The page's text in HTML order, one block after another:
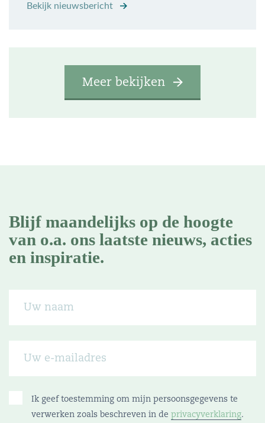
Bekijk nieuwsbericht
Meer bekijken
Blijf maandelijks op de hoogte
van o.a. ons laatste nieuws, acties
en inspiratie.
Ik geef toestemming om mijn persoonsgegevens te
verwerken zoals beschreven in de privacyverklaring.